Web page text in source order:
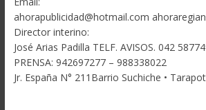
ahorapublicidad@hotmail.com
Director interino:
José Arias Padilla TELF. AVISOS. 042
PRENSA: 942697277 – 988338022
Jr. España N° 211Barrio Suchiche •